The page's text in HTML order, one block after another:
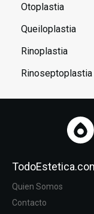
Otoplastia
Queiloplastia
Rinoplastia
Rinoseptoplastia
Quien Somos
Contacto